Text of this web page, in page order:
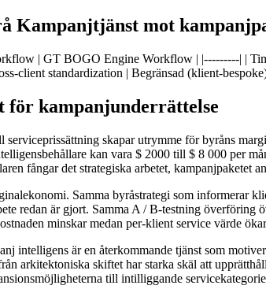
Kampanjtjänst mot
| GT BOGO Engine Workflow | |---------| |
client standardization | Begränsad (klient-
för kampanjunderrättelse
skapar utrymme för byråns
kan vara $ 2000 till $ 8 000 per
fångar det strategiska arbetet, kampanjpaketet
Samma byråstrategi som informerar
redan är gjort. Samma A / B-testning
minskar medan per-klient service värde
intelligens är en återkommande tjänst som
arkitektoniska skiftet har starka skäl att
till intilliggande